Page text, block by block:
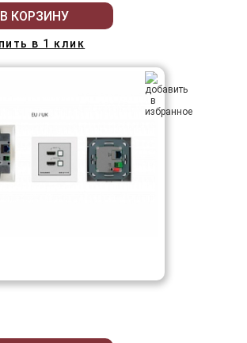
В КОРЗИНУ
в 1 клик